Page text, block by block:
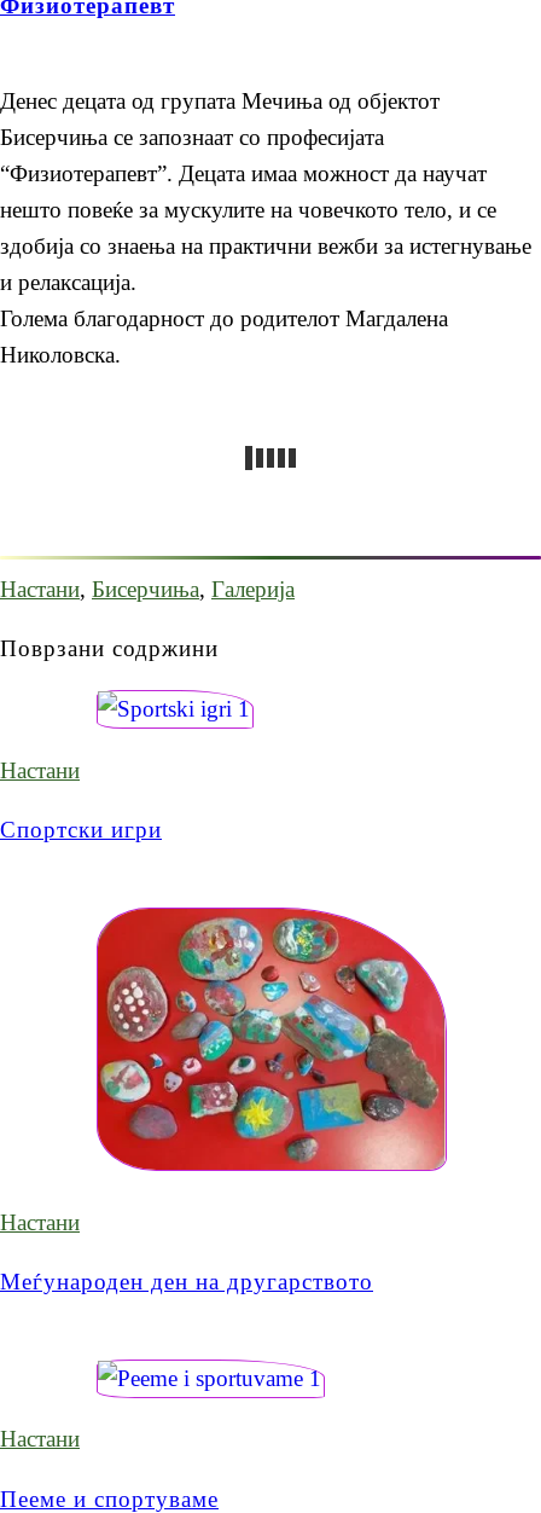
Физиотерапевт
Денес децата од групата Мечиња од објектот
Бисерчиња се запознаат со професијата
“Физиотерапевт”. Децата имаа можност да научат
нешто повеќе за мускулите на човечкото тело, и се
здобија со знаења на практични вежби за истегнување
и релаксација.
Голема благодарност до родителот Магдалена
Николовска.
Настани, Бисерчиња, Галерија
Поврзани содржини
Настани
Спортски игри
Настани
Меѓународен ден на другарството
Настани
Пееме и спортуваме